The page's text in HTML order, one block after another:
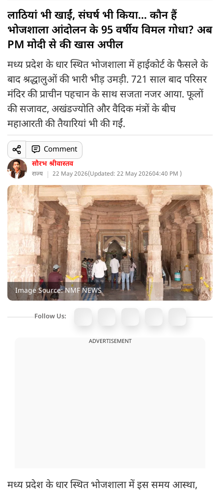
लाठियां भी खाईं, संघर्ष भी किया... कौन हैं
भोजशाला आंदोलन के 95 वर्षीय विमल गोधा? अब
PM मोदी से की खास अपील
मध्य प्रदेश के धार स्थित भोजशाला में हाईकोर्ट के फैसले के
बाद श्रद्धालुओं की भारी भीड़ उमड़ी. 721 साल बाद परिसर
मंदिर की प्राचीन पहचान के साथ सजता नजर आया. फूलों
की सजावट, अखंडज्योति और वैदिक मंत्रों के बीच
महाआरती की तैयारियां भी की गईं.
सौरभ श्रीवास्तव
राज्य 22 May 2026(Updated: 22 May 202604:40 PM )
Comment
Image Source: NMF NEWS
Follow Us:
ADVERTISEMENT
मध्य प्रदेश के धार स्थित भोजशाला में इस समय आस्था,